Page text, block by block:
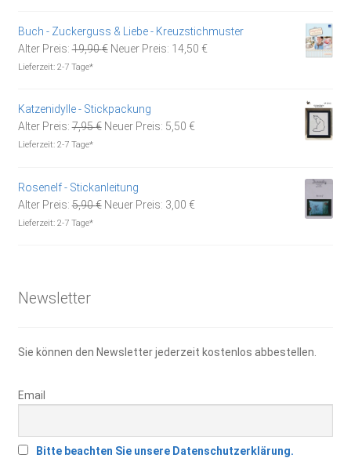
Buch - Zuckerguss & Liebe - Kreuzstichmuster
Alter Preis: 19,90€ Ursprünglicher
Neuer Preis: 14,50 €Aktueller
Lieferzeit: 2-7 Tage*
Katzenidylle - Stickpackung
Alter Preis: 7,95€ Ursprünglicher
Neuer Preis: 5,50 €Aktueller
Lieferzeit: 2-7 Tage*
Rosenelf - Stickanleitung
Alter Preis: 5,90€ Ursprünglicher
Neuer Preis: 3,00 €Aktueller
Lieferzeit: 2-7 Tage*
Newsletter
Sie können den Newsletter jederzeit kostenlos abbestellen.
Email
Bitte beachten Sie unsere Datenschutzerklärung.